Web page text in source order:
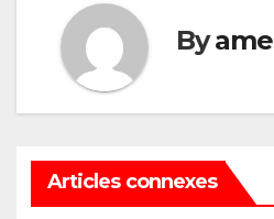
By
Articles connexes